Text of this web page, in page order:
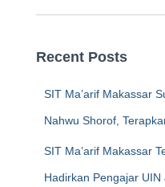
Recent Posts
SIT Ma’arif Makassar
Nahwu Shorof,
SIT Ma’arif Makassar
Hadirkan Pengajar